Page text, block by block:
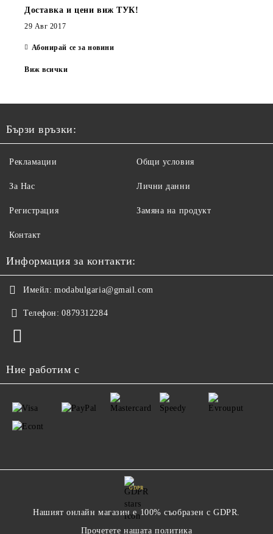
Доставка и цени виж ТУК!
29 Авг 2017
Абонирай се за новини
Виж всички
Бързи връзки:
Рекламации
За Нас
Регистрация
Контакт
Общи условия
Лични данни
Замяна на продукт
Информация за контакти:
Имейл: modabulgaria@gmail.com
Телефон: 0879312284
Ние работим с
GDPR
Нашият онлайн магазин е 100% съобразен с GDPR.
Прочетете нашата политика